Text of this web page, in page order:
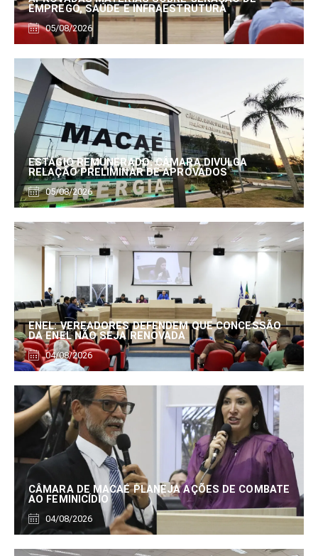
EMPREGO, SAÚDE E INFRAESTRUTURA
05/08/2026
ESTÁGIO REMUNERADO: CÂMARA DIVULGA
RELAÇÃO PRELIMINAR DE APROVADOS
05/08/2026
ENEL: VEREADORES DEFENDEM QUE CONCESSÃO
DA ENEL NÃO SEJA RENOVADA
04/08/2026
CÂMARA DE MACAÉ PLANEJA AÇÕES DE COMBATE
AO FEMINICÍDIO
04/08/2026